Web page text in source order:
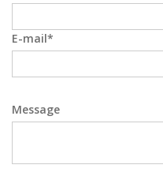
E-mail
Message